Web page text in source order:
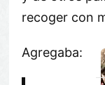
recoger con
Agregaba: